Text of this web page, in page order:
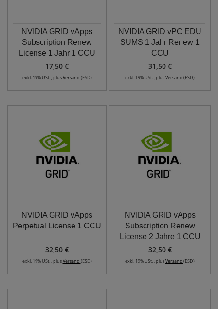
NVIDIA GRID vApps
Subscription Renew
License 1 Jahr 1 CCU
17,50 €
exkl. 19% USt. , plusVersand (ESD)
NVIDIA GRID vPC EDU
SUMS 1 Jahr Renew 1
CCU
31,50 €
exkl. 19% USt. , plusVersand (ESD)
NVIDIA GRID vApps
Perpetual License 1 CCU
32,50 €
exkl. 19% USt. , plusVersand (ESD)
NVIDIA GRID vApps
Subscription Renew
License 2 Jahre 1 CCU
32,50 €
exkl. 19% USt. , plusVersand (ESD)